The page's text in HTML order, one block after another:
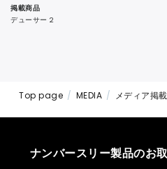
掲載商品
デューサー 2
Top page MEDIA メディア掲
ナンバースリー製品のお